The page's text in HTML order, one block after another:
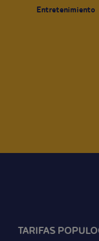
Entretenimiento
TARIFAS